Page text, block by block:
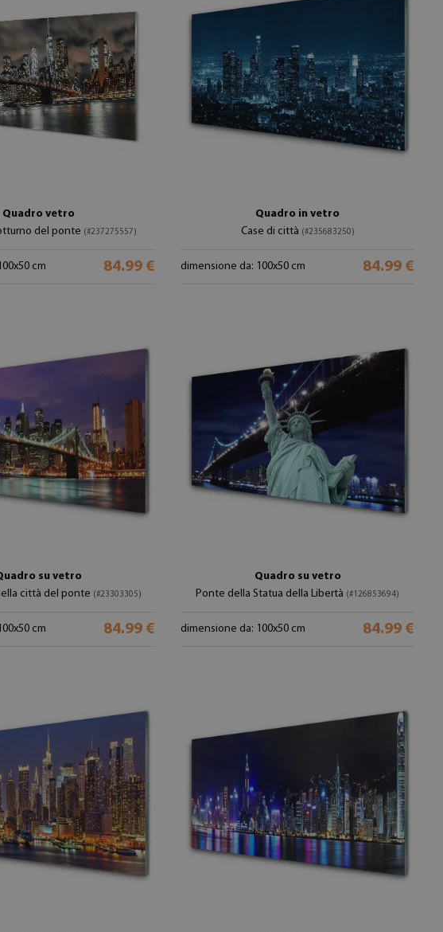
Quadro vetro
del ponte (#237275557)
cm 84.99 €
Quadro in vetro
Case di città (#235683250)
dimensione da: 100x50 cm 84.99 €
su vetro
città del ponte (#23303305)
cm 84.99 €
Quadro su vetro
Ponte della Statua della Libertà (#126853694)
dimensione da: 100x50 cm 84.99 €